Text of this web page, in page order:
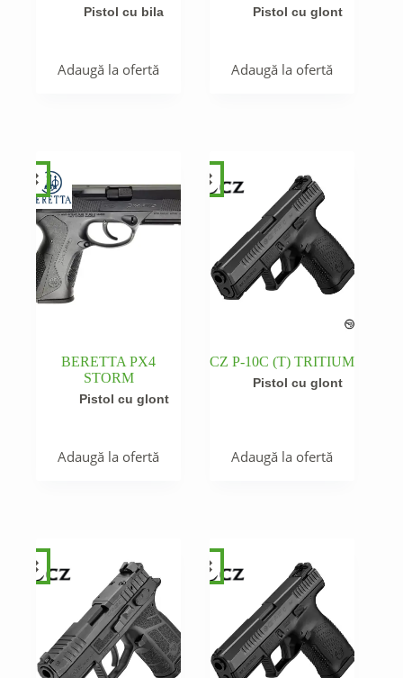
Pistol cu bila
Adaugă la ofertă
Pistol cu glont
Adaugă la ofertă
BERETTA PX4
STORM
Pistol cu glont
Adaugă la ofertă
CZ P-10C (T) TRITIUM
Pistol cu glont
Adaugă la ofertă